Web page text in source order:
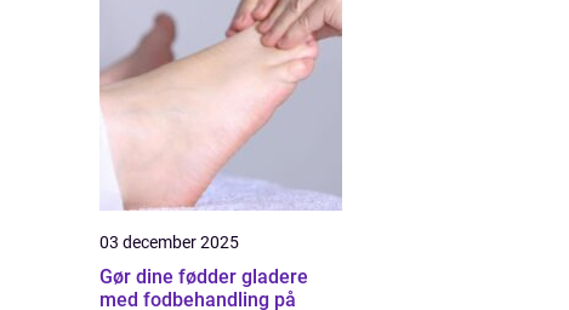
03 december 2025
Gør dine fødder gladere
med fodbehandling på